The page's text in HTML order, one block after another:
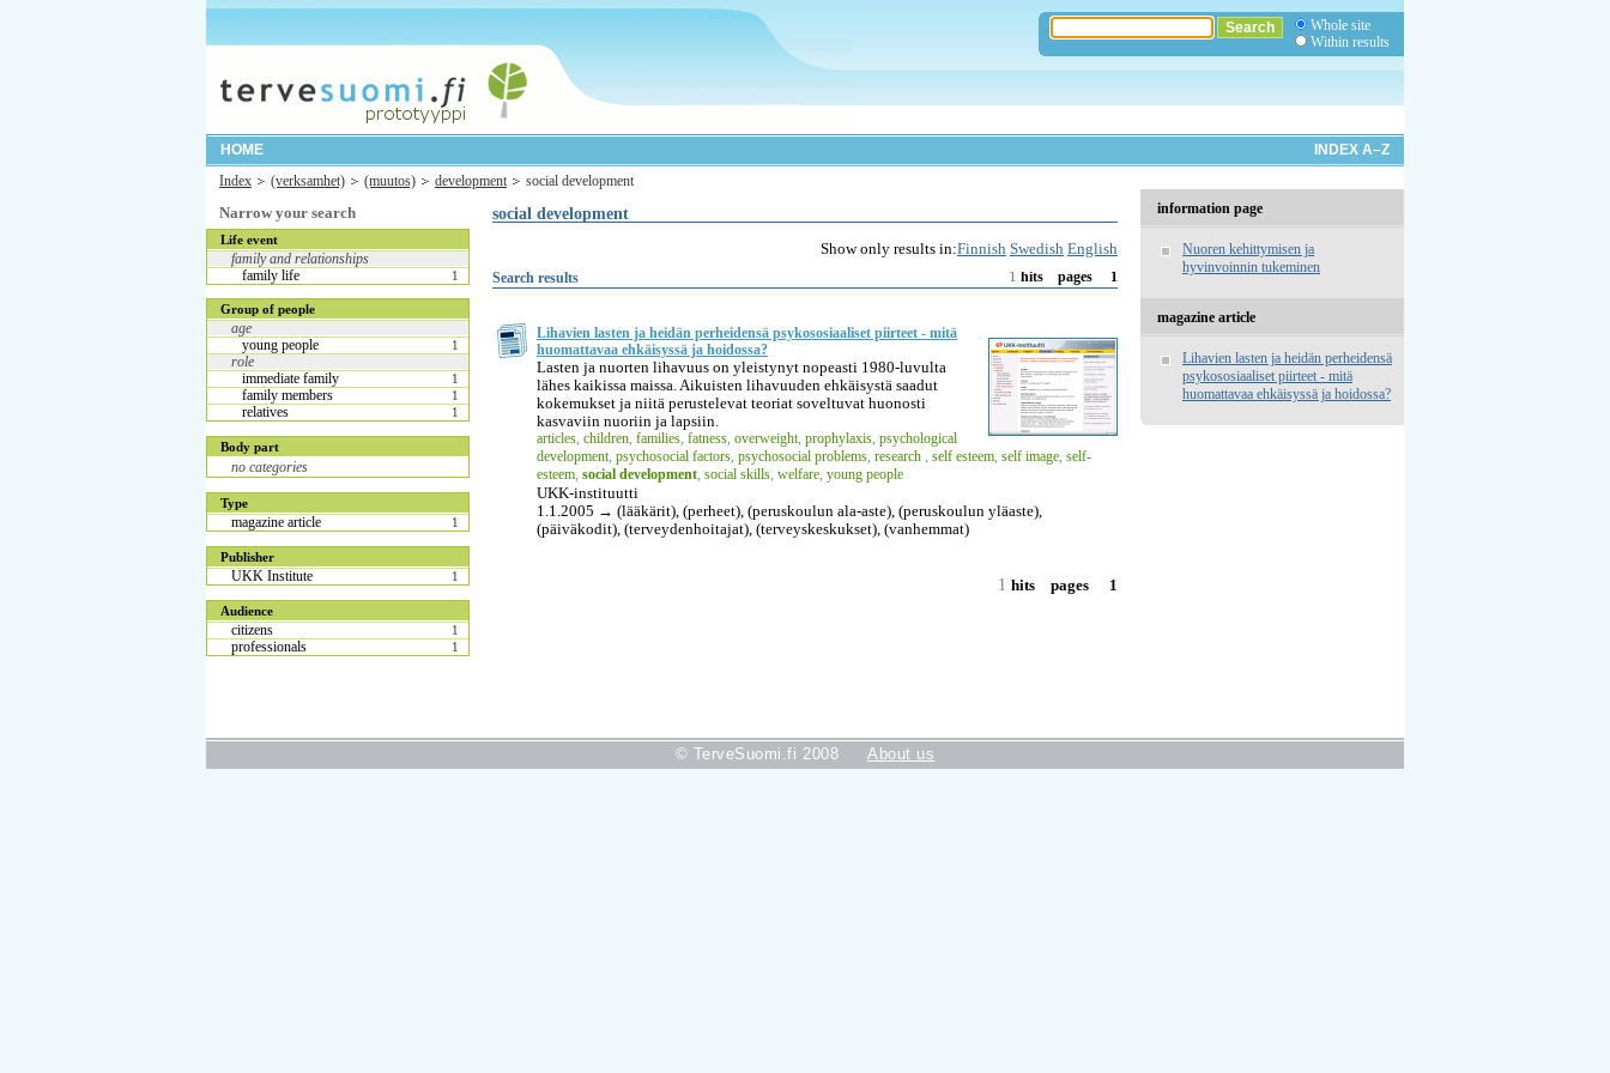
Whole site
Within results
HOME
INDEX A–Z
Index
(verksamhet) (muutos) development social development
Narrow your search
Life event
family and relationships
family life
1
Group of people
age
young people
1
role
immediate family
1
family members 1
relatives 1
Body part
no categories
Type
magazine article 1
Publisher
UKK Institute 1
Audience
citizens 1
professionals 1
social development
Show only results in:Finnish Swedish English
Search results 1hits pages 1
Lihavien lasten ja heidän perheidensä psykososiaaliset piirteet - mitä
huomattavaa ehkäisyssä ja hoidossa?
Lasten ja nuorten lihavuus on yleistynyt nopeasti 1980-luvulta
lähes kaikissa maissa. Aikuisten lihavuuden ehkäisystä saadut
kokemukset ja niitä perustelevat teoriat soveltuvat huonosti
kasvaviin nuoriin ja lapsiin.
articles children families fatness overweight prophylaxis psychological
development psychosocial factors psychosocial problems research self esteem self image self-
esteem social development social skills welfare young people
UKK-instituutti
1.1.2005 → (lääkärit), (perheet), (peruskoulun ala-aste), (peruskoulun yläaste),
(päiväkodit), (terveydenhoitajat), (terveyskeskukset), (vanhemmat)
1hits pages 1
information page
Nuoren kehittymisen ja
hyvinvoinnin tukeminen
magazine article
Lihavien lasten ja heidän perheidensä
psykososiaaliset piirteet - mitä
huomattavaa ehkäisyssä ja hoidossa?
© TerveSuomi.fi 2008 About us